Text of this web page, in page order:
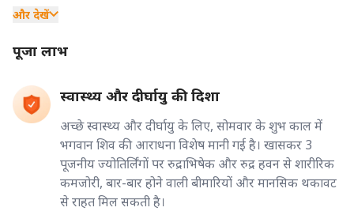
और देखें
पूजा लाभ
स्वास्थ्य और दीर्घायु की दिशा
अच्छे स्वास्थ्य और दीर्घायु के लिए, सोमवार के शुभ काल में
भगवान शिव की आराधना विशेष मानी गई है। खासकर 3
पूजनीय ज्योतिर्लिंगों पर रुद्राभिषेक और रुद्र हवन से शारीरिक
कमजोरी, बार-बार होने वाली बीमारियों और मानसिक थकावट
से राहत मिल सकती है।